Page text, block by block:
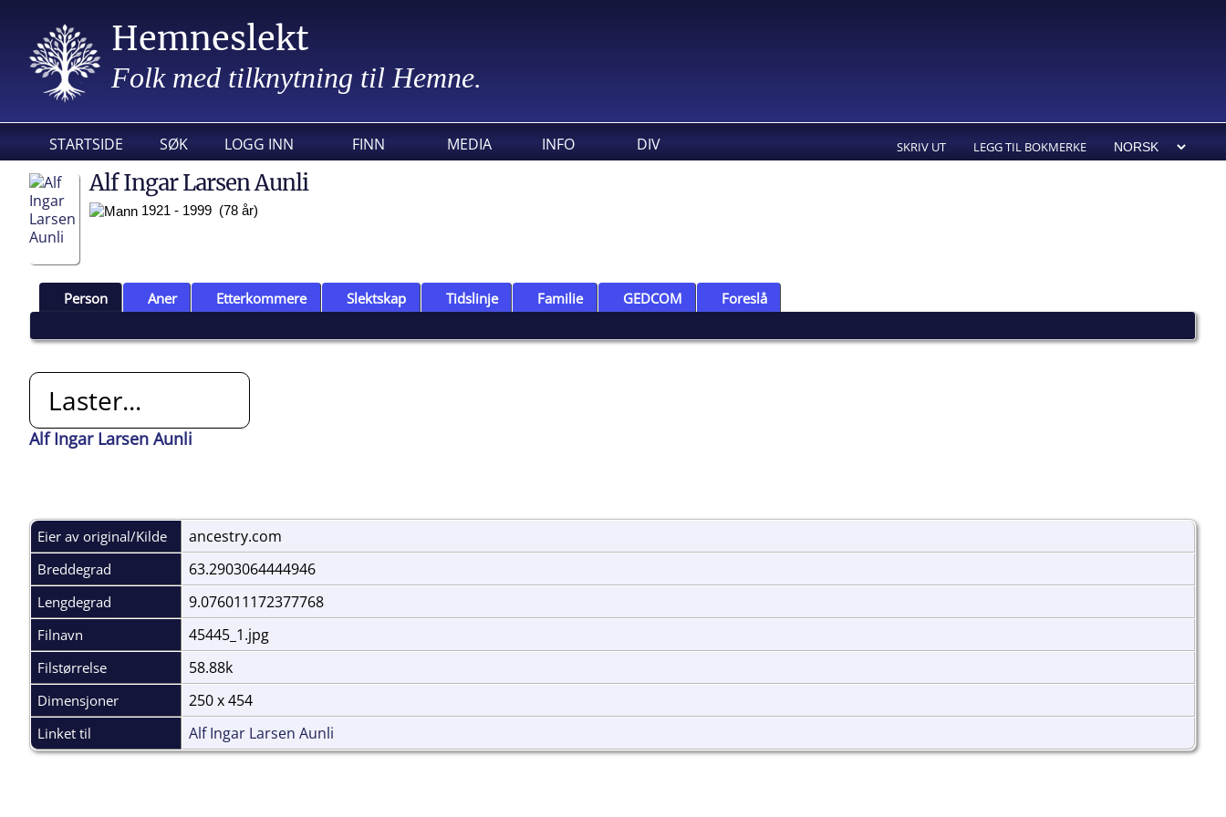
Hemneslekt
Folk med tilknytning til Hemne.
STARTSIDE SØK LOGG INN FINN MEDIA INFO DIV SKRIV UT LEGG TIL BOKMERKE
Alf Ingar Larsen Aunli
1921 - 1999 (78 år)
Person Aner Etterkommere Slektskap Tidslinje Familie GEDCOM Foreslå
Laster...
Alf Ingar Larsen Aunli
Eier av original/Kilde ancestry.com
Breddegrad 63.2903064444946
Lengdegrad 9.076011172377768
Filnavn 45445_1.jpg
Filstørrelse 58.88k
Dimensjoner 250 x 454
Linket til Alf Ingar Larsen Aunli